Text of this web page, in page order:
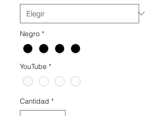
Negro *
YouTube *
Cantidad *